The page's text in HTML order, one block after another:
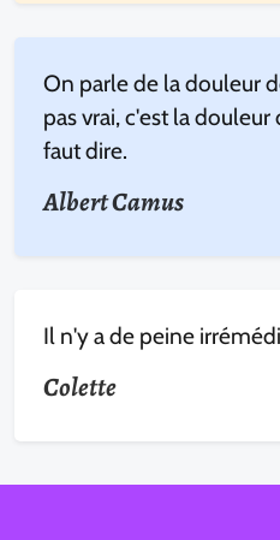
On parle de la douleur
pas vrai, c'est la
faut dire.
Albert Camus
Il n'y a de peine
Colette